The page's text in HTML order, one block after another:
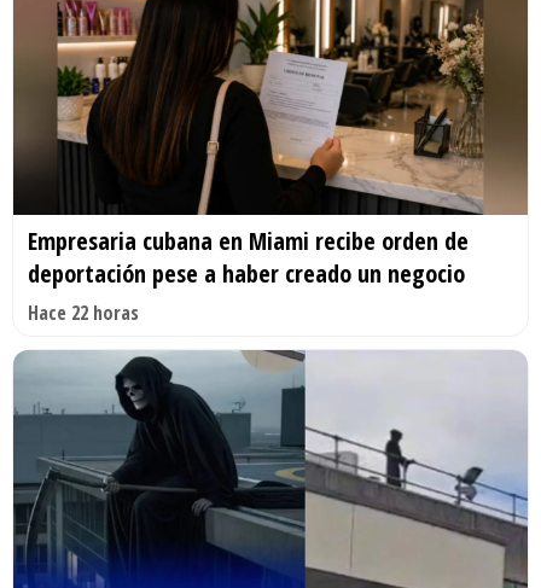
Empresaria cubana en Miami recibe orden de
deportación pese a haber creado un negocio
Hace 22 horas